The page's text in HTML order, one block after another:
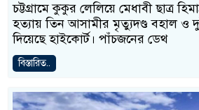
চট্টগ্রামে কুকুর লেলিয়ে মেধাবী ছাত্র
হত্যায় তিন আসামীর মৃত্যুদণ্ড বহাল ও
দিয়েছে হাইকোর্ট। পাঁচজনের ডেথ
বিস্তারিত..